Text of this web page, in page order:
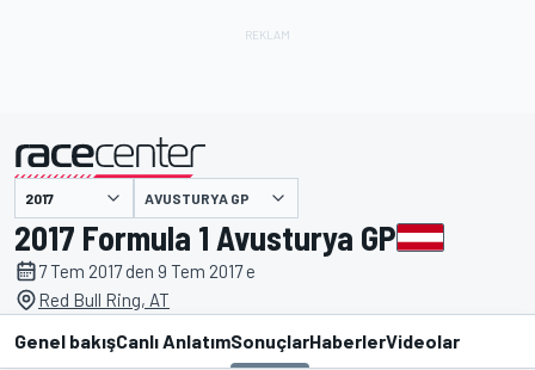
AVUSTURYA GP
2017 Formula 1 Avusturya GP
7 Tem 2017 den 9 Tem 2017 e
Red Bull Ring, AT
Genel bakışCanlı AnlatımSonuçlarHaberlerVideolar